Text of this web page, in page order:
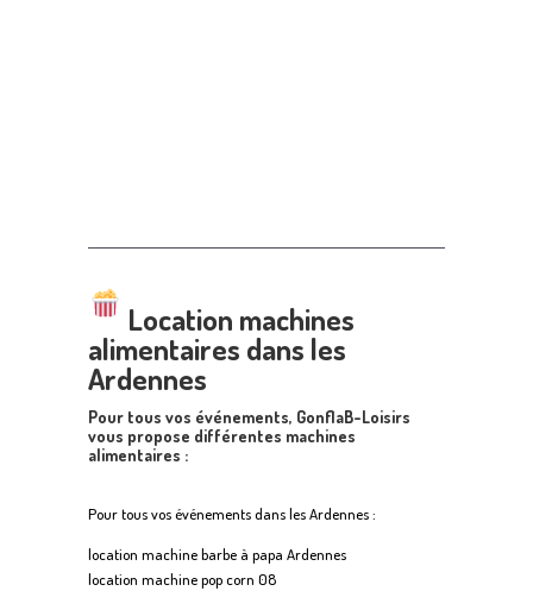
Location machines
alimentaires dans les
Ardennes
Pour tous vos événements, GonflaB-Loisirs
vous propose différentes machines
alimentaires :
Pour tous vos événements dans les Ardennes :
location machine barbe à papa Ardennes
location machine pop corn 08